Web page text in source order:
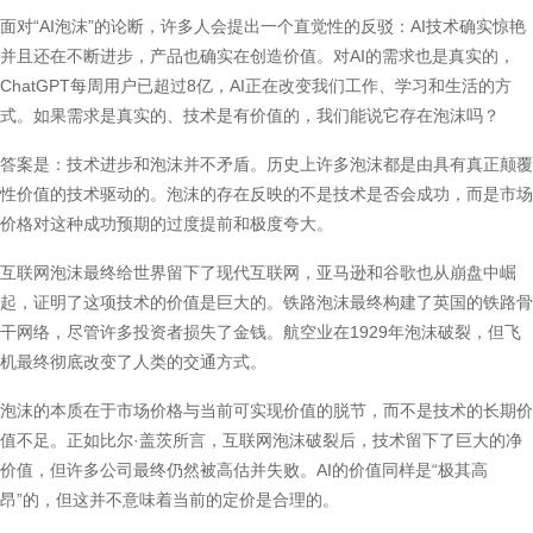
面对“AI泡沫”的论断，许多人会提出一个直觉性的反驳：AI技术确实惊艳
并且还在不断进步，产品也确实在创造价值。对AI的需求也是真实的，
ChatGPT每周用户已超过8亿，AI正在改变我们工作、学习和生活的方
式。如果需求是真实的、技术是有价值的，我们能说它存在泡沫吗？
答案是：技术进步和泡沫并不矛盾。历史上许多泡沫都是由具有真正颠覆
性价值的技术驱动的。泡沫的存在反映的不是技术是否会成功，而是市场
价格对这种成功预期的过度提前和极度夸大。
互联网泡沫最终给世界留下了现代互联网，亚马逊和谷歌也从崩盘中崛
起，证明了这项技术的价值是巨大的。铁路泡沫最终构建了英国的铁路骨
干网络，尽管许多投资者损失了金钱。航空业在1929年泡沫破裂，但飞
机最终彻底改变了人类的交通方式。
泡沫的本质在于市场价格与当前可实现价值的脱节，而不是技术的长期价
值不足。正如比尔·盖茨所言，互联网泡沫破裂后，技术留下了巨大的净
价值，但许多公司最终仍然被高估并失败。AI的价值同样是“极其高
昂”的，但这并不意味着当前的定价是合理的。